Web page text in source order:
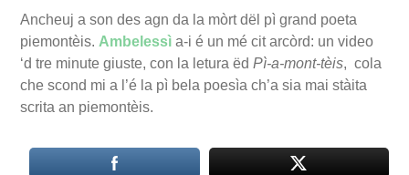
Ancheuj a son des agn da la mòrt dël pì grand poeta
piemontèis. Ambelessì a-i é un mé cit arcòrd: un video
‘d tre minute giuste, con la letura ëdPì-a-mont-tèis, cola
che scond mi a l’é la pì bela poesìa ch’a sia mai stàita
scrita an piemontèis.